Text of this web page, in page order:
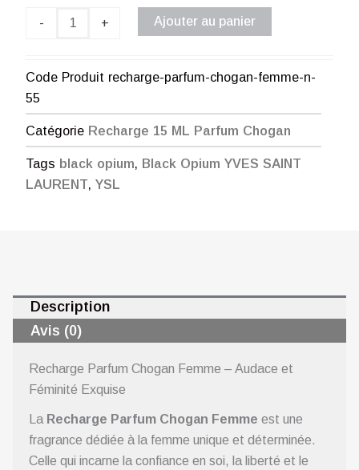
à
€ 54,90
- + Ajouter au panier
Code Produit recharge-parfum-chogan-femme-n-
55
Catégorie Recharge 15 ML Parfum Chogan
Tags black opium, Black Opium YVES SAINT
LAURENT, YSL
Description
Avis (0)
Recharge Parfum Chogan Femme – Audace et
Féminité Exquise
La Recharge Parfum Chogan Femme est une
fragrance dédiée à la femme unique et déterminée.
Celle qui incarne la confiance en soi, la liberté et le